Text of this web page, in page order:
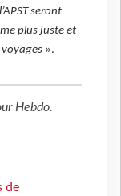
seront
plus juste et
».
Hebdo.
de